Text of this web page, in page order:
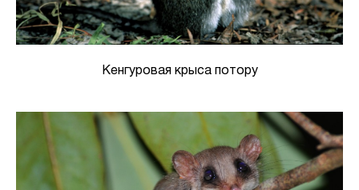
Кенгуровая крыса потору